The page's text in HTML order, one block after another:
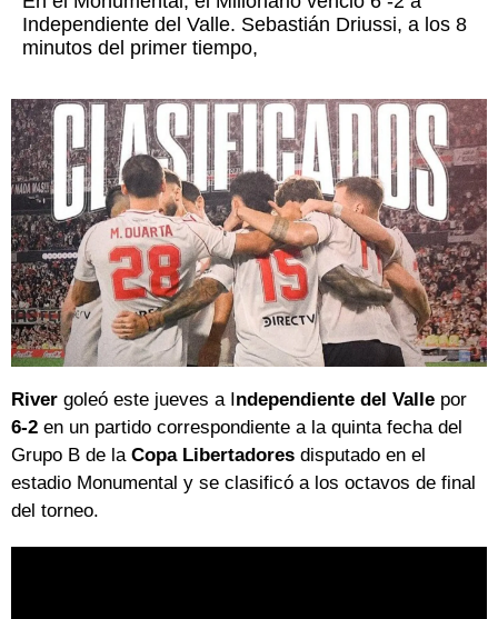
Independiente del Valle. Sebastián Driussi, a los 8
minutos del primer tiempo,
River goleó este jueves a Independiente del Valle por
6-2 en un partido correspondiente a la quinta fecha del
Grupo B de la Copa Libertadores disputado en el
estadio Monumental y se clasificó a los octavos de final
del torneo.